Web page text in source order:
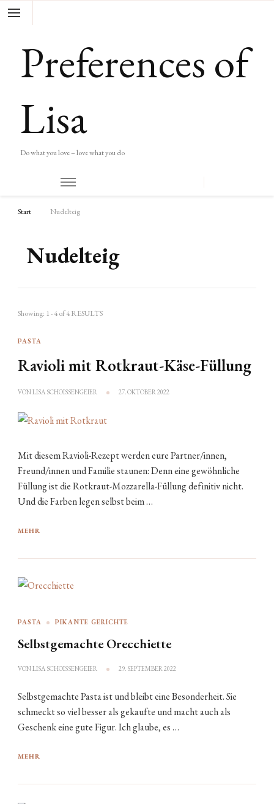
Preferences of
Lisa
Do what you love – love what you do
Start Nudelteig
Nudelteig
Showing: 1 - 4 of 4 RESULTS
PASTA
Ravioli mit Rotkraut-Käse-Füllung
VONLISA SCHOISSENGEIER 27. OKTOBER 2022
Mit diesem Ravioli-Rezept werden eure Partner/innen,
Freund/innen und Familie staunen: Denn eine gewöhnliche
Füllung ist die Rotkraut-Mozzarella-Füllung definitiv nicht.
Und die Farben legen selbst beim …
MEHR
PASTA PIKANTE GERICHTE
Selbstgemachte Orecchiette
VONLISA SCHOISSENGEIER 29. SEPTEMBER 2022
Selbstgemachte Pasta ist und bleibt eine Besonderheit. Sie
schmeckt so viel besser als gekaufte und macht auch als
Geschenk eine gute Figur. Ich glaube, es …
MEHR